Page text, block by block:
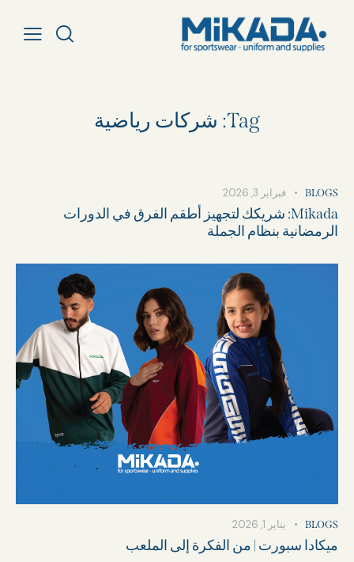
Tag: شركات رياضية
BLOGS فبراير 3, 2026
Mikada: شريكك لتجهيز أطقم الفرق في الدورات
الرمضانية بنظام الجملة
BLOGS يناير 1, 2026
ميكادا سبورت | من الفكرة إلى الملعب